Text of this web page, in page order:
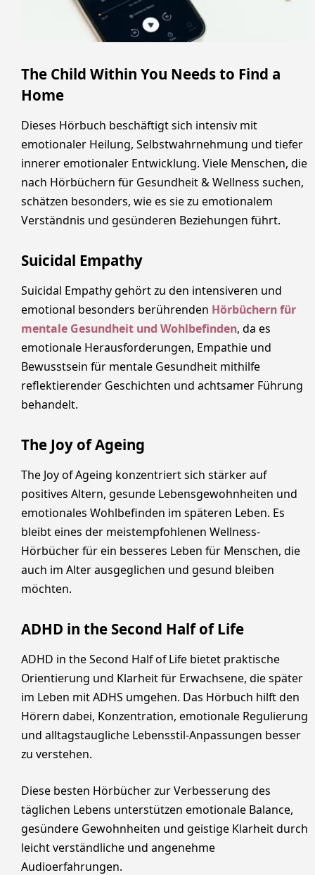
The Child Within You Needs to Find a
Home
Dieses Hörbuch beschäftigt sich intensiv mit
emotionaler Heilung, Selbstwahrnehmung und tiefer
innerer emotionaler Entwicklung. Viele Menschen, die
nach Hörbüchern für Gesundheit & Wellness suchen,
schätzen besonders, wie es sie zu emotionalem
Verständnis und gesünderen Beziehungen führt.
Suicidal Empathy
Suicidal Empathy gehört zu den intensiveren und
emotional besonders berührenden Hörbüchern für
mentale Gesundheit und Wohlbefinden, da es
emotionale Herausforderungen, Empathie und
Bewusstsein für mentale Gesundheit mithilfe
reflektierender Geschichten und achtsamer Führung
behandelt.
The Joy of Ageing
The Joy of Ageing konzentriert sich stärker auf
positives Altern, gesunde Lebensgewohnheiten und
emotionales Wohlbefinden im späteren Leben. Es
bleibt eines der meistempfohlenen Wellness-
Hörbücher für ein besseres Leben für Menschen, die
auch im Alter ausgeglichen und gesund bleiben
möchten.
ADHD in the Second Half of Life
ADHD in the Second Half of Life bietet praktische
Orientierung und Klarheit für Erwachsene, die später
im Leben mit ADHS umgehen. Das Hörbuch hilft den
Hörern dabei, Konzentration, emotionale Regulierung
und alltagstaugliche Lebensstil-Anpassungen besser
zu verstehen.
Diese besten Hörbücher zur Verbesserung des
täglichen Lebens unterstützen emotionale Balance,
gesündere Gewohnheiten und geistige Klarheit durch
leicht verständliche und angenehme
Audioerfahrungen.